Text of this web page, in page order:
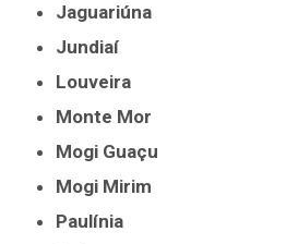
Jaguariúna
Jundiaí
Louveira
Monte Mor
Mogi Guaçu
Mogi Mirim
Paulínia